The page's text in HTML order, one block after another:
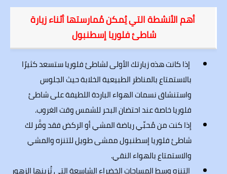
أهم الأنشطة التي يُمكن مُمارستها أثناء زيارة
شاطئ فلوريا إسطنبول
إذا كانت هذه زيارتك الأولى لشاطئ فلوريا ستسعد كثيرًا
بالاستمتاع بالمناظر الطبيعية الخلابة حيث الجلوس
واستنشاق نسمات الهواء الباردة اللطيفة على شاطئ
فلوريا خاصة عند احتضان البحر للشمس وقت الغروب.
إذا كنت من مُحبِّي رياضة المشي أو الركض فقد وفَّر لك
شاطئ فلوريا إسطنبول ممشى طويل للتنزه والمشي
والاستمتاع بالهواء النقي.
التنزه وسط المساحاتٍ الخضراء الشاسعة التي تُزينها الزهور